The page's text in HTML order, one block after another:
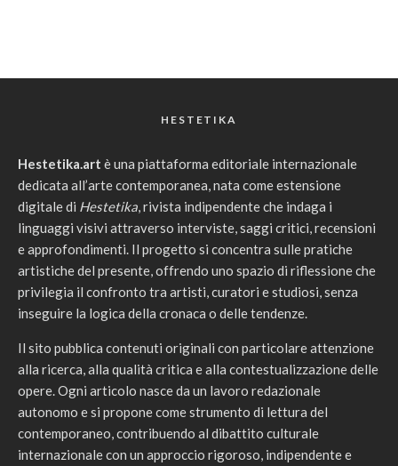
HESTETIKA
Hestetika.art è una piattaforma editoriale internazionale
dedicata all’arte contemporanea, nata come estensione
digitale di Hestetika , rivista indipendente che indaga i
linguaggi visivi attraverso interviste, saggi critici, recensioni
e approfondimenti. Il progetto si concentra sulle pratiche
artistiche del presente, offrendo uno spazio di riflessione che
privilegia il confronto tra artisti, curatori e studiosi, senza
inseguire la logica della cronaca o delle tendenze.
Il sito pubblica contenuti originali con particolare attenzione
alla ricerca, alla qualità critica e alla contestualizzazione delle
opere. Ogni articolo nasce da un lavoro redazionale
autonomo e si propone come strumento di lettura del
contemporaneo, contribuendo al dibattito culturale
internazionale con un approccio rigoroso, indipendente e